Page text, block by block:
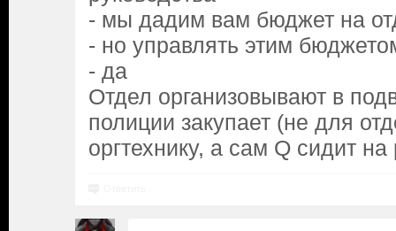
- мы дадим вам бюджет на
- но управлять этим
- да
Отдел организовывают в
полиции закупает (не для
оргтехнику, а сам Q сидит